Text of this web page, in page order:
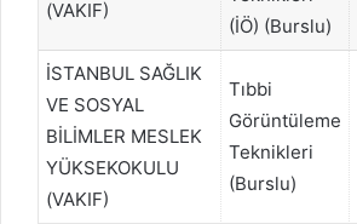
(VAKIF)
(İÖ) (Burslu)
İSTANBUL SAĞLIK
VE SOSYAL
BİLİMLER MESLEK
YÜKSEKOKULU
(VAKIF)
Tıbbi
Görüntüleme
Teknikleri
(Burslu)